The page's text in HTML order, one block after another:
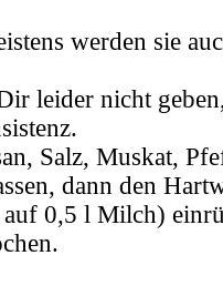
werden sie
leider nicht
Salz, Muskat,
dann den
0,5 l Milch)